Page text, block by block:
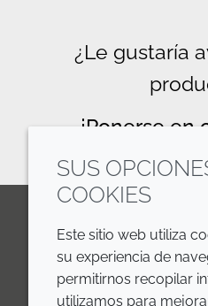
¿Le gustaría
¡Ponerse en
LinkedIn
EMPRESA
SUS
COOKIES
Este sitio web utiliza
su experiencia de
permitirnos recopilar
utilizamos para